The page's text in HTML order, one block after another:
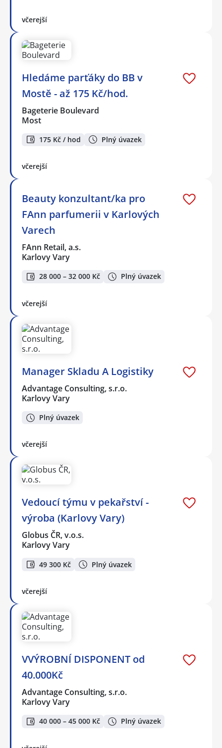
včerejší
Hledáme parťáky do BB v
Mostě - až 175 Kč/hod.
Bageterie Boulevard
Most
175 Kč / hod Plný úvazek
včerejší
Beauty konzultant/ka pro
FAnn parfumerii v Karlových
Varech
FAnn Retail, a.s.
Karlovy Vary
28 000 – 32 000 Kč Plný úvazek
včerejší
Manager Skladu A Logistiky
Advantage Consulting, s.r.o.
Karlovy Vary
Plný úvazek
včerejší
Vedoucí týmu v pekařství -
výroba (Karlovy Vary)
Globus ČR, v.o.s.
Karlovy Vary
49 300 Kč Plný úvazek
včerejší
VVÝROBNÍ DISPONENT od
40.000Kč
Advantage Consulting, s.r.o.
Karlovy Vary
40 000 – 45 000 Kč Plný úvazek